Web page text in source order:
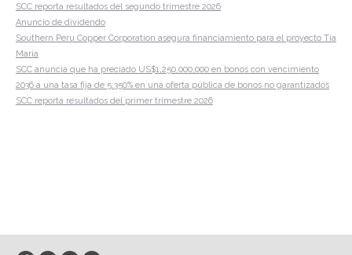
SCC reporta resultados del segundo trimestre 2026
Anuncio de dividendo
Southern Peru Copper Corporation asegura financiamiento para el proyecto Tía
María
SCC anuncia que ha preciado US$1,250,000,000 en bonos con vencimiento
2036 a una tasa fija de 5.350% en una oferta pública de bonos no garantizados
SCC reporta resultados del primer trimestre 2026